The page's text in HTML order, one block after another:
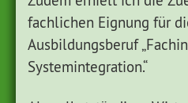
fachlichen Eignung für
Ausbildungsberuf
Systemintegration.“